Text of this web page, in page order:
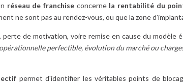
réseau de franchiseconcerne la rentabilité du
ne sont pas au rendez-vous, ou que la zone
de motivation, voire remise en cause du modèle
perfectible, évolution du marché ou
permet d'identifier les véritables points de